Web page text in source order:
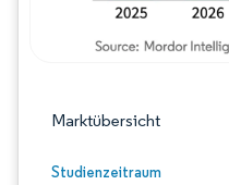
Marktübersicht
Studienzeitraum